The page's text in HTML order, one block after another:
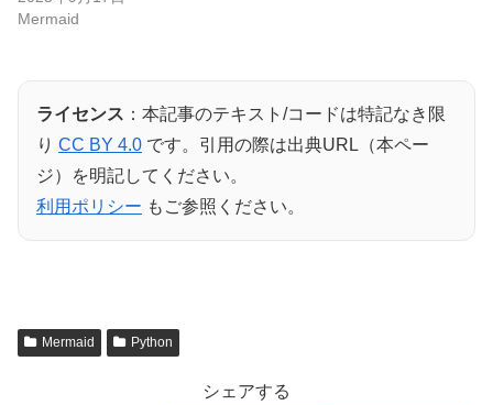
Mermaid
ライセンス ：本記事のテキスト/コードは特記なき限
り CC BY 4.0 です。引用の際は出典URL（本ペー
ジ）を明記してください。
利用ポリシー もご参照ください。
Mermaid Python
シェアする